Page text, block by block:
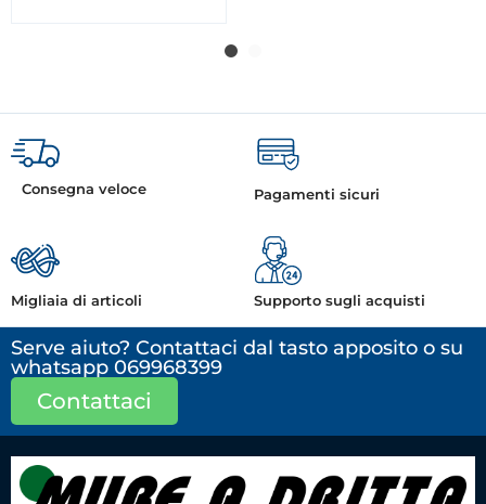
Consegna veloce Pagamenti sicuri
Migliaia di articoli Supporto sugli acquisti
Serve aiuto? Contattaci dal tasto apposito o su
whatsapp 069968399
Contattaci